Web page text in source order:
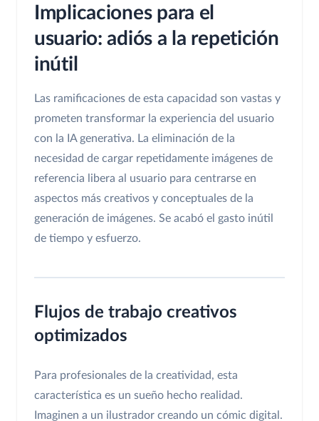
Implicaciones para el
usuario: adiós a la repetición
inútil
Las ramificaciones de esta capacidad son vastas y
prometen transformar la experiencia del usuario
con la IA generativa. La eliminación de la
necesidad de cargar repetidamente imágenes de
referencia libera al usuario para centrarse en
aspectos más creativos y conceptuales de la
generación de imágenes. Se acabó el gasto inútil
de tiempo y esfuerzo.
Flujos de trabajo creativos
optimizados
Para profesionales de la creatividad, esta
característica es un sueño hecho realidad.
Imaginen a un ilustrador creando un cómic digital.